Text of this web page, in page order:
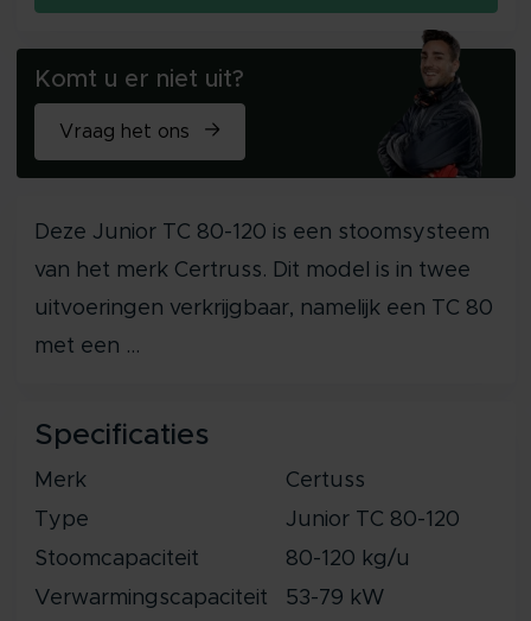
Komt u er niet uit?
Vraag het ons
Deze Junior TC 80-120 is een stoomsysteem
van het merk Certruss. Dit model is in twee
uitvoeringen verkrijgbaar, namelijk een TC 80
met een ...
Specificaties
Merk
Certuss
Type
Junior TC 80-120
Stoomcapaciteit
80-120 kg/u
Verwarmingscapaciteit
53-79 kW